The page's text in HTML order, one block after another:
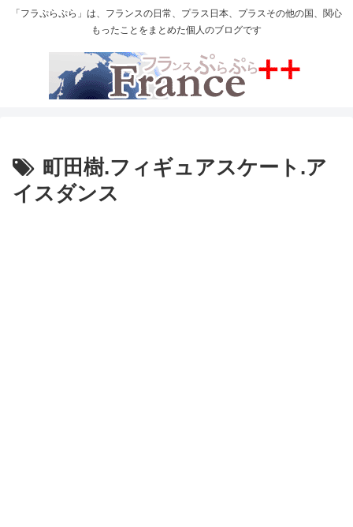
「フラぷらぷら」は、フランスの日常、プラス日本、プラスその他の国、関心
もったことをまとめた個人のブログです
町田樹.フィギュアスケート.ア
イスダンス